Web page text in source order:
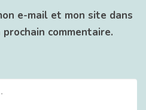
e-mail et mon site dans
commentaire.